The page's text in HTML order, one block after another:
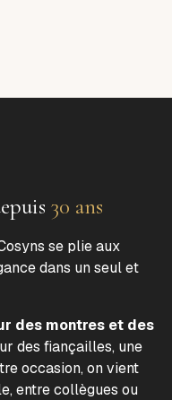
30 ans
se plie aux
dans un seul et
des montres et des
des fiançailles, une
occasion, on vient
entre collègues ou